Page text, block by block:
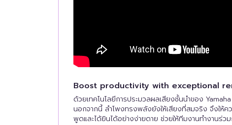
Boost productivity with exceptional
ด้วยเทคโนโลยีการประมวลผลเสียงชั้นนำของ
นอกจากนี้ ลำโพงทรงพลังยังให้เสียงที่สมจริง จึงให้ค
พูดและได้ยินได้อย่างง่ายดาย ช่วยให้ทีมงานทำงานร่